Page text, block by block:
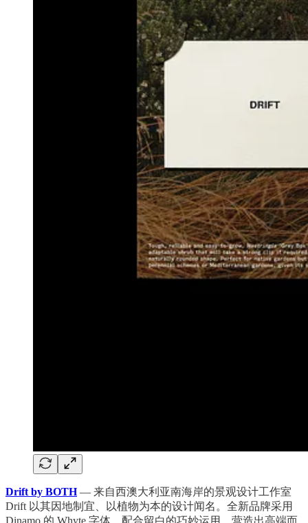
Drift by BOTH— 来自西澳大利亚南海岸的景观设计工作室
Drift 以其因地制宜、以植物为本的设计闻名。全新品牌采用
Dinamo 的 Whyte 字体，配合留白的巧妙运用，营造出高端而